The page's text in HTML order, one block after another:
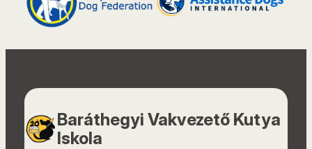
Baráthegyi Vakvezető Kutya
Iskola